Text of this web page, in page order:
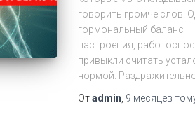
говорить громче слов.
гормональный баланс —
настроения,
привыкли считать
нормой.
Отadmin 9 месяцев